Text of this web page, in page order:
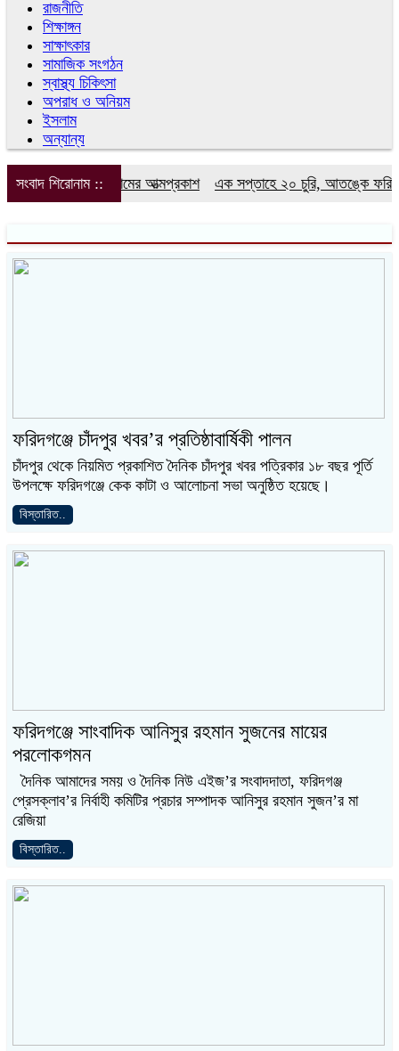
রাজনীতি
শিক্ষাঙ্গন
সাক্ষাৎকার
সামাজিক সংগঠন
স্বাস্থ্য চিকিৎসা
অপরাধ ও অনিয়ম
ইসলাম
অন্যান্য
সংবাদ শিরোনাম ::
সাংবাদিক ফোরামের আত্মপ্রকাশ এক সপ্তাহে ২০ চুরি, আতঙ্কে
ফরিদগঞ্জে চাঁদপুর খবর’র প্রতিষ্ঠাবার্ষিকী পালন
চাঁদপুর থেকে নিয়মিত প্রকাশিত দৈনিক চাঁদপুর খবর পত্রিকার ১৮ বছর পূর্তি
উপলক্ষে ফরিদগঞ্জে কেক কাটা ও আলোচনা সভা অনুষ্ঠিত হয়েছে।
বিস্তারিত..
ফরিদগঞ্জে সাংবাদিক আনিসুর রহমান সুজনের মায়ের
পরলোকগমন
দৈনিক আমাদের সময় ও দৈনিক নিউ এইজ’র সংবাদদাতা, ফরিদগঞ্জ
প্রেসক্লাব’র নির্বাহী কমিটির প্রচার সম্পাদক আনিসুর রহমান সুজন’র মা
রেজিয়া
বিস্তারিত..